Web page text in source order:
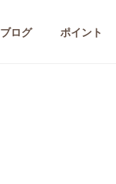
ブログ ポイント